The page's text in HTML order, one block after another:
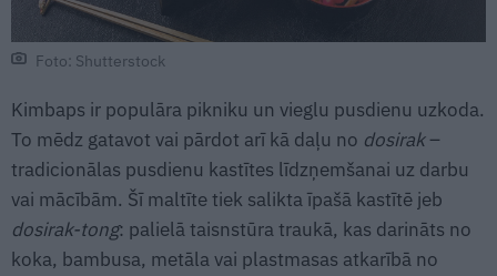
Foto: Shutterstock
Kimbaps ir populāra pikniku un vieglu pusdienu uzkoda.
To mēdz gatavot vai pārdot arī kā daļu no dosirak–
tradicionālas pusdienu kastītes līdzņemšanai uz darbu
vai mācībām. Šī maltīte tiek salikta īpašā kastītē jeb
dosirak-tong: palielā taisnstūra traukā, kas darināts no
koka, bambusa, metāla vai plastmasas atkarībā no